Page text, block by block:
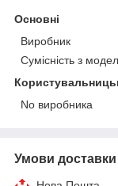
Основні
Виробник
Сумісність з
No виробника
Умови доставки